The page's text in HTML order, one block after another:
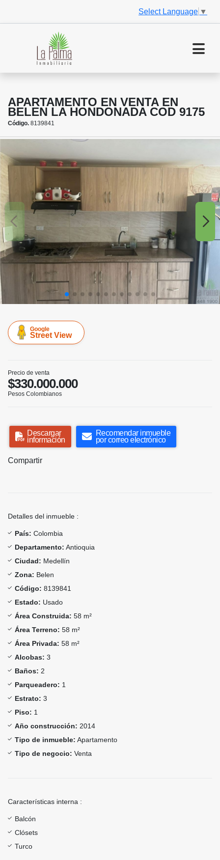
Select Language ▼
APARTAMENTO EN VENTA EN
BELEN LA HONDONADA COD 9175
Código. 8139841
Google
Street View
Precio de venta
$330.000.000
Pesos Colombianos
Descargar
información
Recomendar inmueble
por correo electrónico
Compartir
Detalles del inmueble :
País: Colombia
Departamento: Antioquia
Ciudad: Medellín
Zona: Belen
Código: 8139841
Estado: Usado
Área Construida: 58 m²
Área Terreno: 58 m²
Área Privada: 58 m²
Alcobas: 3
Baños: 2
Parqueadero: 1
Estrato: 3
Piso: 1
Año construcción: 2014
Tipo de inmueble: Apartamento
Tipo de negocio: Venta
Características interna :
Balcón
Clósets
Turco